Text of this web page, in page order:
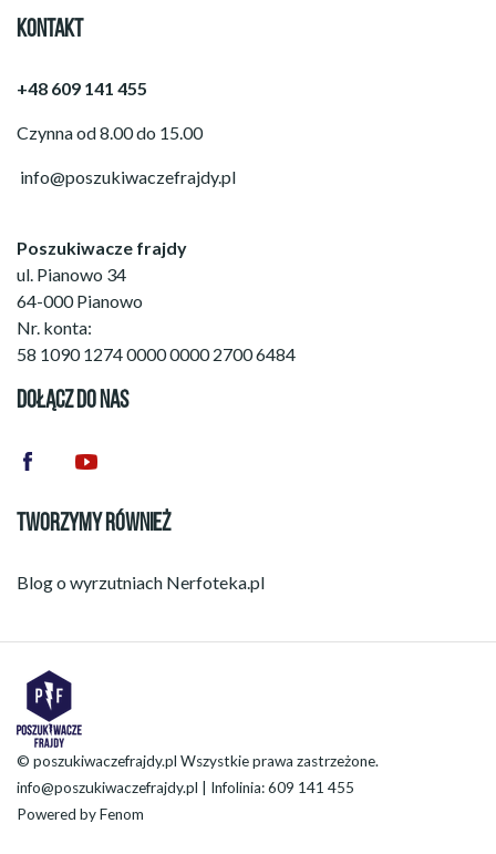
KONTAKT
+48 609 141 455
Czynna od 8.00 do 15.00
info@poszukiwaczefrajdy.pl
Poszukiwacze frajdy
ul. Pianowo 34
64-000 Pianowo
Nr. konta:
58 1090 1274 0000 0000 2700 6484
DOŁĄCZ DO NAS
TWORZYMY RÓWNIEŻ
Blog o wyrzutniach Nerfoteka.pl
© poszukiwaczefrajdy.pl Wszystkie prawa zastrzeżone.
info@poszukiwaczefrajdy.pl | Infolinia: 609 141 455
Powered byFenom